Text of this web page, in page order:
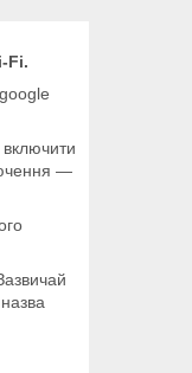
Fi.
—